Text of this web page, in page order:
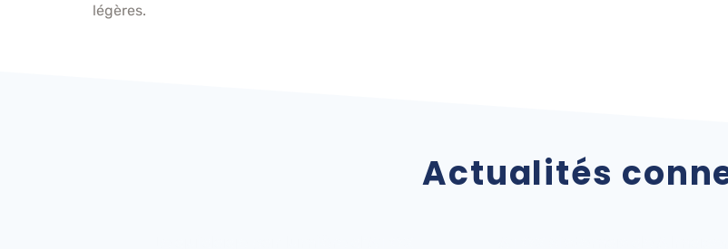
légères.
Actualités